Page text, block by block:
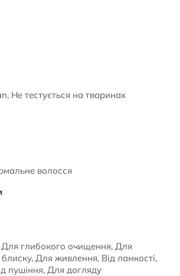
Не тестується на тваринах
волосся
глибокого очищення, Для
Для живлення, Від ламкості,
пушіння, Для догляду